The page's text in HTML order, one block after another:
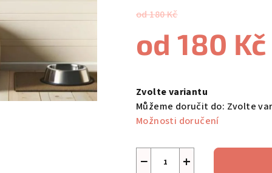
od 180 Kč
od180 Kč
cena:
Zvolte variantu
Můžeme doručit do: Zvolte
Možnosti doručení
+
−